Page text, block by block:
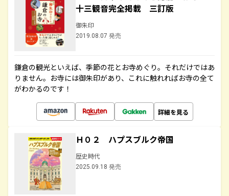
十三観音完全掲載 三訂版
御朱印
2019.08.07 発売
鎌倉の観光といえば、季節の花とお寺めぐり。それだけではあ
りません。お寺には御朱印があり、これに触れればお寺の全て
がわかるのです！
詳細を見る
Ｈ０２ ハプスブルク帝国
歴史時代
2025.09.18 発売